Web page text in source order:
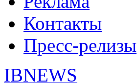
Контакты
Пресс-релизы
IBNEWS